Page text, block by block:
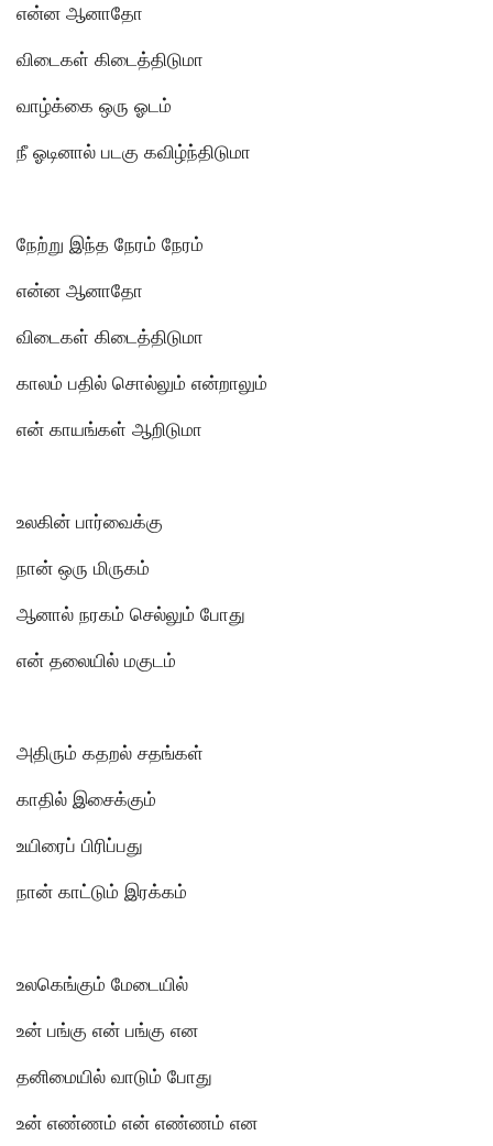
என்ன ஆனாதோ
விடைகள் கிடைத்திடுமா
வாழ்க்கை ஒரு ஓடம்
நீ ஓடினால் படகு கவிழ்ந்திடுமா
நேற்று இந்த நேரம் நேரம்
என்ன ஆனாதோ
விடைகள் கிடைத்திடுமா
காலம் பதில் சொல்லும் என்றாலும்
என் காயங்கள் ஆறிடுமா
உலகின் பார்வைக்கு
நான் ஒரு மிருகம்
ஆனால் நரகம் செல்லும் போது
என் தலையில் மகுடம்
அதிரும் கதறல் சதங்கள்
காதில் இசைக்கும்
உயிரைப் பிரிப்பது
நான் காட்டும் இரக்கம்
உலகெங்கும் மேடையில்
உன் பங்கு என் பங்கு என
தனிமையில் வாடும் போது
உன் எண்ணம் என் எண்ணம் என